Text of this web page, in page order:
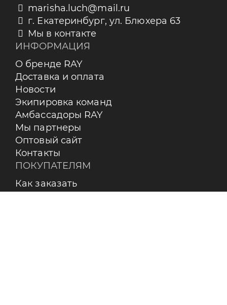
marisha.luch@mail.ru
г. Екатеринбург, ул. Блюхера 63
Мы в контакте
ИНФОРМАЦИЯ
О бренде RAY
Доставка и оплата
Новости
Экипировка команд
Амбассадоры RAY
Мы партнеры
Оптовый сайт
Контакты
ПОКУПАТЕЛЯМ
Как заказать